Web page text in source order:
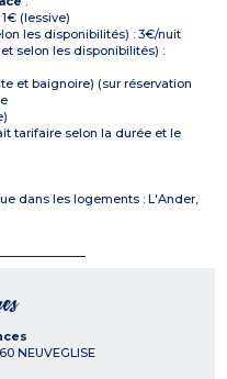
(lessive)
les disponibilités) : 3€/nuit
selon les disponibilités) :
et baignoire) (sur réservation
tarifaire selon la durée et le
dans les logements : L'Ander,
NEUVEGLISE